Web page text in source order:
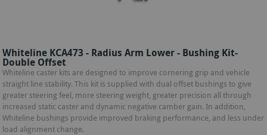
Whiteline KCA473 - Radius Arm Lower - Bushing Kit-
Double Offset
Whiteline caster kits are designed to improve cornering grip and vehicle
straight line stability. This kit is supplied with dual offset bushings to give
greater steering feel, more steering weight, greater precision all through
increased static caster and dynamic negative camber gain. In addition,
Whiteline bushings provide improved braking performance, and less under
load alignment change.